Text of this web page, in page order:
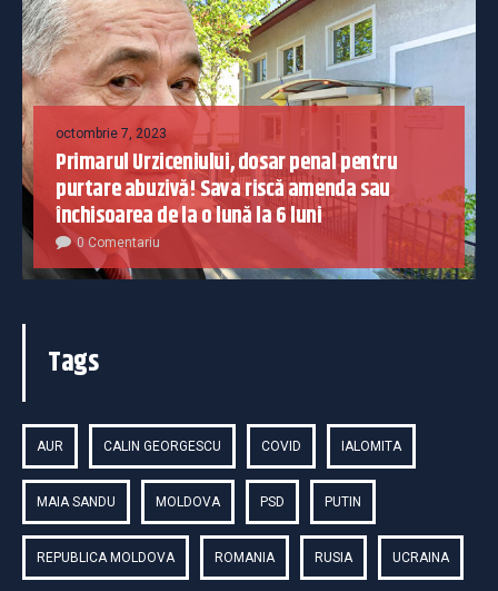
octombrie 7, 2023
Primarul Urziceniului, dosar penal pentru
purtare abuzivă! Sava riscă amenda sau
închisoarea de la o lună la 6 luni
0 Comentariu
Tags
AUR CALIN GEORGESCU COVID IALOMITA
MAIA SANDU MOLDOVA PSD PUTIN
REPUBLICA MOLDOVA ROMANIA RUSIA UCRAINA